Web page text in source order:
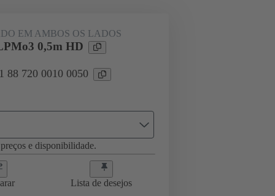
EM AMBOS OS LADOS
0,5m HD
88 720 0010 0050
e disponibilidade.
Lista de desejos